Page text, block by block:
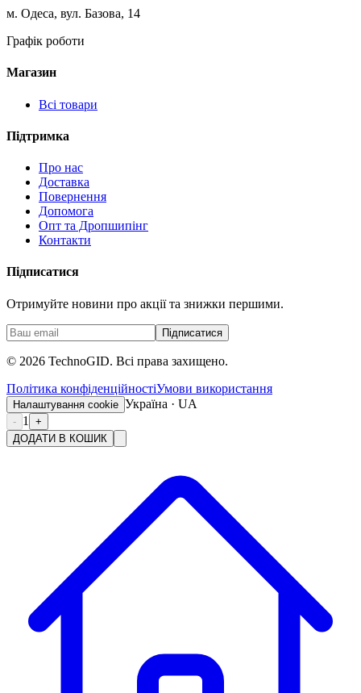
м. Одеса, вул. Базова, 14
Графік роботи
Магазин
Всі товари
Підтримка
Про нас
Доставка
Повернення
Допомога
Опт та Дропшипінг
Контакти
Підписатися
Отримуйте новини про акції та знижки першими.
Підписатися
© 2026 TechnoGID. Всі права захищено.
Політика конфіденційностіУмови використання
Налаштування cookie Україна · UA
- 1
+
ДОДАТИ В КОШИК